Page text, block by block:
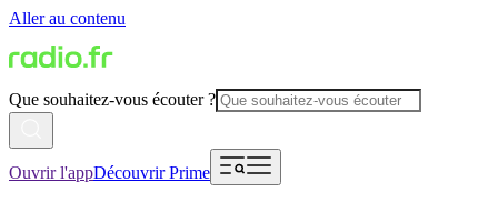
Aller au contenu
Que souhaitez-vous écouter ?
Ouvrir l'appDécouvrir Prime